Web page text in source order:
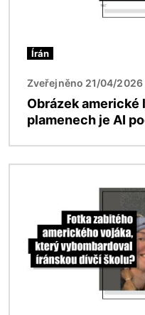
Írán
Zveřejněno 21/04/2026
Obrázek americké
plamenech je AI